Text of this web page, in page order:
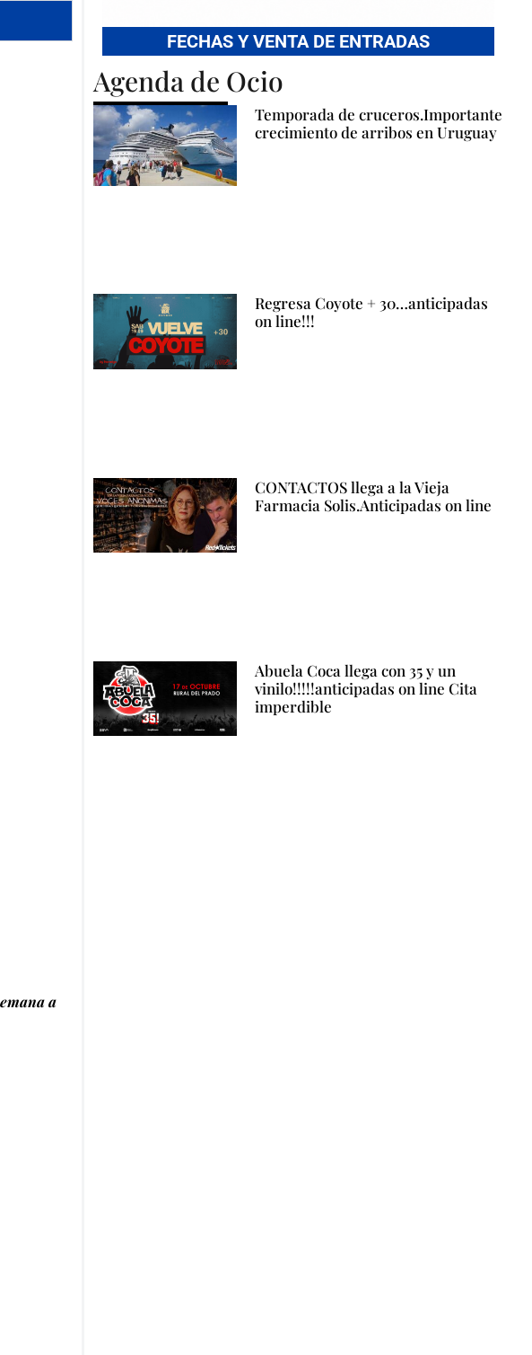
a
FECHAS Y VENTA DE ENTRADAS
Agenda de Ocio
Temporada de cruceros.Importante
crecimiento de arribos en Uruguay
Regresa Coyote + 30…anticipadas
on line!!!
CONTACTOS llega a la Vieja
Farmacia Solis.Anticipadas on line
Abuela Coca llega con 35 y un
vinilo!!!!!anticipadas on line Cita
imperdible